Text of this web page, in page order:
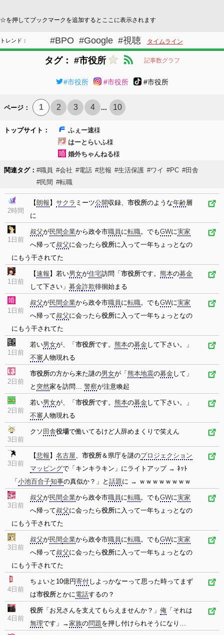
☆を押してブックマークを追加するとここに表示されます
#BPO #Google #視聴 タイムライン
トレンド：
タグ： #市役所 記事数グラフ
#市役所 #市役所 #市役所
ページ： 1 2 3 4 ... 10
トップサイト： ふぇー速様
はーとらいふ様
婚外ちゃんねる様
関連タグ： #職員 #会社 #電話 #悲報 #生活保護 #ワイ #PC #田舎
#民間 #転職
2時間
【朗報 】 サクラ ミーツ公開 収録、 市役所のような年齢層
に
1日前
叔父が民間企業から政令市職員 に転職。でもGWに実家
へ帰って叔父に会ったら役所に入って一年ちょっとなの
にもう干されてた
1日前
【速報 】若い男女が住宅訪問「 市役所です。 熊本の募金
して下さい」 募金詐欺徘徊始まる
1日前
叔父が民間企業から政令市職員 に転職。でもGWに実家
へ帰って叔父に会ったら役所に入って一年ちょっとなの
にもう干されてた
1日前
若い男女が、「 市役所です。 熊本の募金して下さい。」
不審 人物現れる
2日前
市役所の方から来た謎の男女が「 熊本地震の募金して」
と 突然家を訪問… 警察が注意喚起
2日前
若い男女が、「 市役所です。 熊本の募金して下さい。」
不審 人物現れる
3日前
クソ 田舎役場で働いてるけど人辞めまくりで笑えん
3日前
【悲報 】 名古屋、 市役所＆県庁を謎のプロジェクション
マッピングで「キンキラキン」にライトアップ → ﾈｯﾄ
「 小池百合子知事の真似か？」と 話題に → ｗｗｗｗｗｗｗｗ
3日前
叔父が民間企業から政令市職員 に転職。でもGWに実家
へ帰って叔父に会ったら役所に入って一年ちょっとなの
にもう干されてた
3日前
叔父が民間企業から政令市職員 に転職。でもGWに実家
へ帰って叔父に会ったら役所に入って一年ちょっとなの
にもう干されてた
4日前
ちょいと10億円寄付しよっかなーって思った時ってまず
は市役所とかに電話するの？
4日前
役所 「お兄さんを支えてもらえませんか？」 俺 「それは
無理です」→家族の問題を押し付けられそうになり…